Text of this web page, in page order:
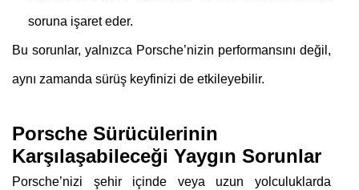
soruna işaret eder.
Bu sorunlar, yalnızca Porsche’nizin performansını değil,
aynı zamanda sürüş keyfinizi de etkileyebilir.
Porsche Sürücülerinin
Karşılaşabileceği Yaygın Sorunlar
Porsche’nizi şehir içinde veya uzun yolculuklarda